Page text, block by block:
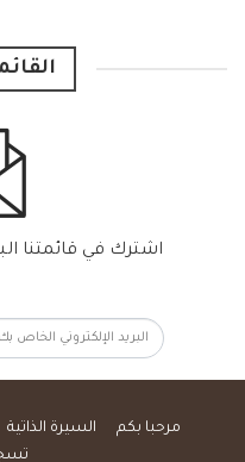
اشترك في قائمتنا
مرحبا بكم السيرة الذاتية